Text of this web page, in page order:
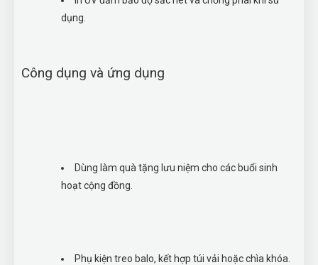
dụng.
Công dụng và ứng dụng
Dùng làm quà tặng lưu niệm cho các buổi sinh
hoạt cộng đồng.
Phụ kiện treo balo, kết hợp túi vải hoặc chìa khóa.